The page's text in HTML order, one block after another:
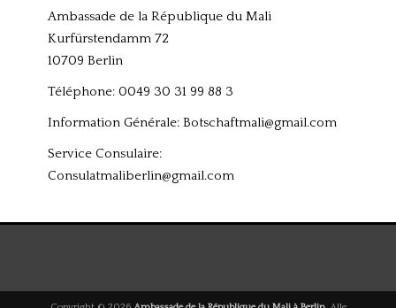
Ambassade de la République du Mali
Kurfürstendamm 72
10709 Berlin
Téléphone: 0049 30 31 99 88 3
Information Générale: Botschaftmali@gmail.com
Service Consulaire:
Consulatmaliberlin@gmail.com